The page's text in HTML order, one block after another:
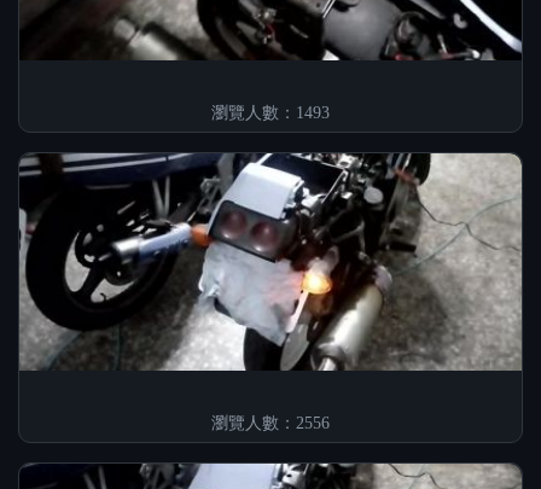
瀏覽人數：1493
瀏覽人數：2556